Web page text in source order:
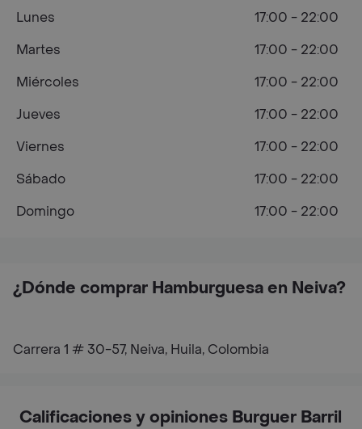
¿Dónde comprar Hamburguesa en Neiva?
Carrera 1 # 30-57, Neiva, Huila, Colombia
Lunes
17:00 - 22:00
Martes
17:00 - 22:00
Miércoles
17:00 - 22:00
Jueves
17:00 - 22:00
Viernes
17:00 - 22:00
Sábado
17:00 - 22:00
Domingo
17:00 - 22:00
Calificaciones y opiniones Burguer Barril